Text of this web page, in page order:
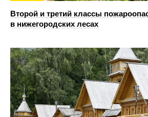
Второй и третий классы
в нижегородских лесах